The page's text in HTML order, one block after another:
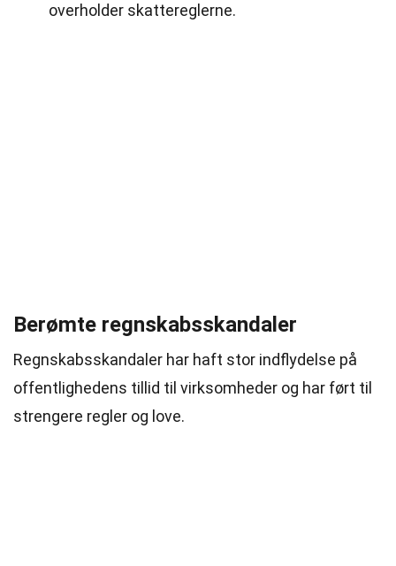
overholder skattereglerne.
Berømte regnskabsskandaler
Regnskabsskandaler har haft stor indflydelse på
offentlighedens tillid til virksomheder og har ført til
strengere regler og love.